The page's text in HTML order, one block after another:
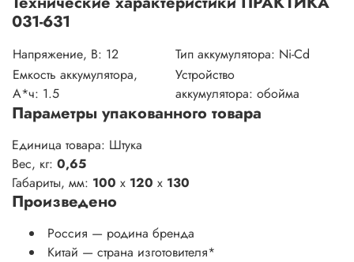
031-631
Напряжение, В: 12 Тип аккумулятора: Ni-Cd
Емкость аккумулятора,
А*ч: 1.5
Устройство
аккумулятора: обойма
Параметры упакованного товара
Единица товара: Штука
Вес, кг: 0,65
Габариты, мм: 100 x 120 x 130
Произведено
Россия — родина бренда
Китай — страна изготовителя*